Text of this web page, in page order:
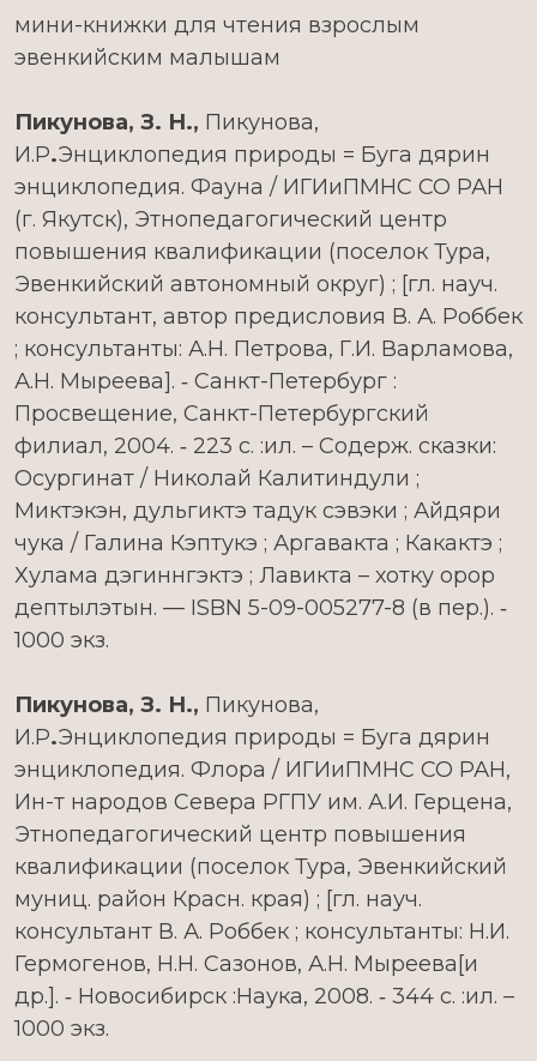
мини-книжки для чтения взрослым
эвенкийским малышам
Пикунова, З. Н., Пикунова,
И.Р.Энциклопедия природы = Буга дярин
энциклопедия. Фауна / ИГИиПМНС СО РАН
(г. Якутск), Этнопедагогический центр
повышения квалификации (поселок Тура,
Эвенкийский автономный округ) ; [гл. науч.
консультант, автор предисловия В. А. Роббек
; консультанты: А.Н. Петрова, Г.И. Варламова,
А.Н. Мыреева]. ‑ Санкт-Петербург :
Просвещение, Санкт-Петербургский
филиал, 2004. ‑ 223 с. :ил. – Содерж. сказки:
Осургинат / Николай Калитиндули ;
Миктэкэн, дульгиктэ тадук сэвэки ; Айдяри
чука / Галина Кэптукэ ; Аргавакта ; Какактэ ;
Хулама дэгиннгэктэ ; Лавикта – хотку орор
дептылэтын. — ISBN 5-09-005277-8 (в пер.). ‑
1000 экз.
Пикунова, З. Н., Пикунова,
И.Р.Энциклопедия природы = Буга дярин
энциклопедия. Флора / ИГИиПМНС СО РАН,
Ин-т народов Севера РГПУ им. А.И. Герцена,
Этнопедагогический центр повышения
квалификации (поселок Тура, Эвенкийский
муниц. район Красн. края) ; [гл. науч.
консультант В. А. Роббек ; консультанты: Н.И.
Гермогенов, Н.Н. Сазонов, А.Н. Мыреева[и
др.]. ‑ Новосибирск :Наука, 2008. ‑ 344 с. :ил. –
1000 экз.